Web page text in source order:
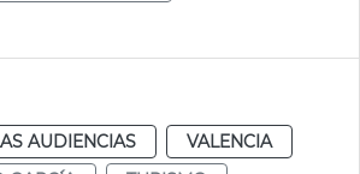
AUDIENCIAS
VALENCIA